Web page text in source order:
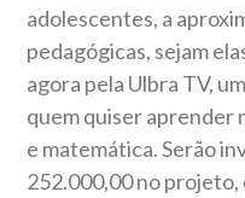
adolescentes, a
pedagógicas, sejam
agora pela Ulbra TV,
quem quiser aprender
e matemática. Serão
252.000,00 no